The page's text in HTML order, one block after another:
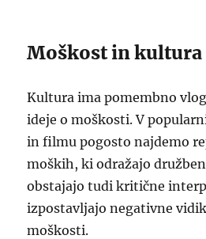
Moškost in kultura
Kultura ima pomembno
ideje o moškosti. V
in filmu pogosto najdemo
moških, ki odražajo
obstajajo tudi kritične
izpostavljajo negativne
moškosti.